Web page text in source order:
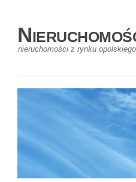
nieruchomości z rynku opolskiego